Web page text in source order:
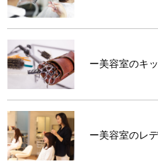
ー美容室のキ
ー美容室のレ